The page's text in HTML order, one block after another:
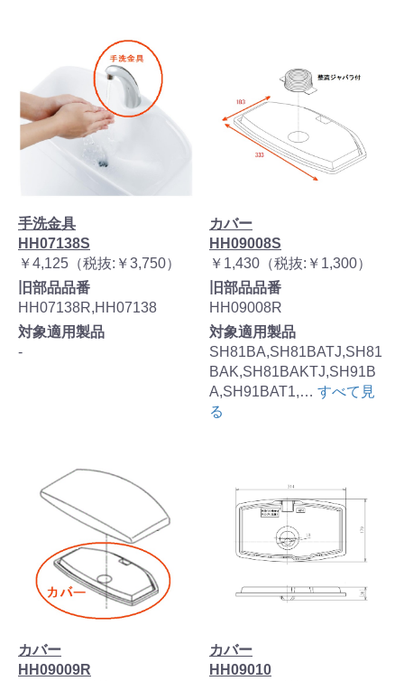
手洗金具
HH07138S
￥4,125（税抜:￥3,750）
旧部品品番
HH07138R,HH07138
対象適用製品
-
カバー
HH09008S
￥1,430（税抜:￥1,300）
旧部品品番
HH09008R
対象適用製品
SH81BA,SH81BATJ,SH81
BAK,SH81BAKTJ,SH91B
A,SH91BAT1,… すべて見
る
カバー
HH09009R
カバー
HH09010